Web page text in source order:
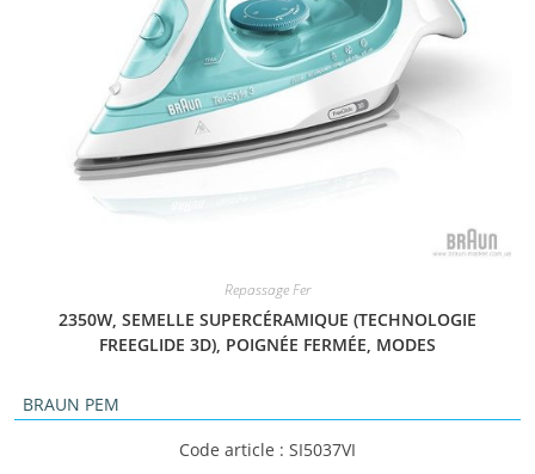
Repassage Fer
2350W, SEMELLE SUPERCÉRAMIQUE (TECHNOLOGIE
FREEGLIDE 3D), POIGNÉE FERMÉE, MODES
BRAUN PEM
Code article : SI5037VI